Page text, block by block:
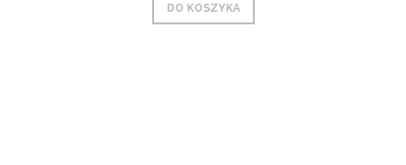
DO KOSZYKA